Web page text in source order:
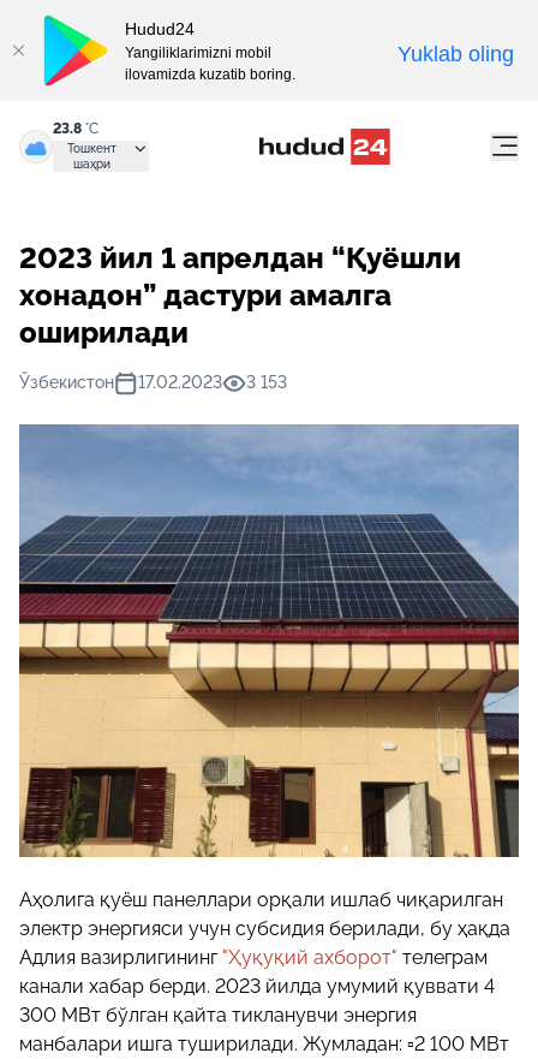
23.8 °C
Тошкент
шаҳри
2023 йил 1 апрелдан “Қуёшли
хонадон” дастури амалга
оширилади
Ўзбекистон 17.02.2023 3 153
Аҳолига қуёш панеллари орқали ишлаб чиқарилган
электр энергияси учун субсидия берилади, бу ҳақда
Адлия вазирлигининг "Ҳуқуқий ахборот" телеграм
канали хабар берди. 2023 йилда умумий қуввати 4
300 МВт бўлган қайта тикланувчи энергия
манбалари ишга туширилади. Жумладан: ▫️2 100 МВт
Hudud24
Yangiliklarimizni mobil
ilovamizda kuzatib boring.
Yuklab oling